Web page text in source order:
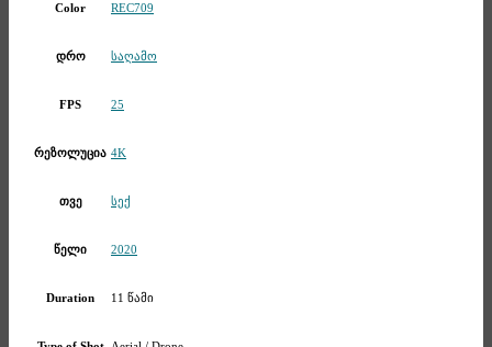
Color REC709
დრო საღამო
FPS 25
რეზოლუცია 4K
თვე სექ
წელი 2020
Duration 11 წამი